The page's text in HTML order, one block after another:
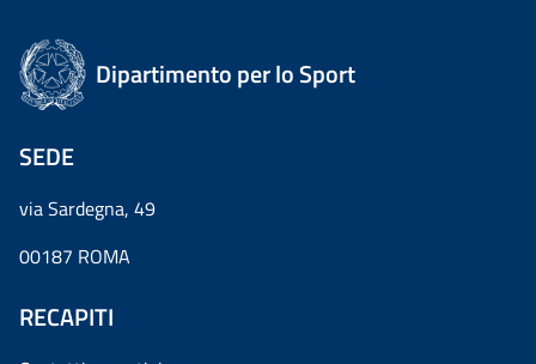
Dipartimento per lo Sport
SEDE
via Sardegna, 49
00187 ROMA
RECAPITI